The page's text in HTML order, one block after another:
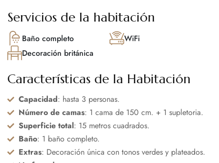
Servicios de la habitación
Baño completo
WiFi
Decoración británica
Características de la Habitación
Capacidad: hasta 3 personas.
Número de camas: 1 cama de 150 cm. + 1 supletoria.
Superficie total: 15 metros cuadrados.
Baño: 1 baño completo.
Extras: Decoración única con tonos verdes y plateados.